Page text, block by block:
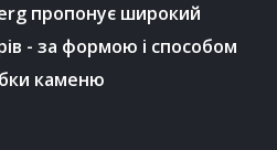
пропонує широкий
- за формою і способом
каменю